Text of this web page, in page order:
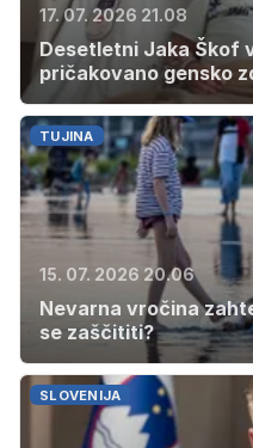
17. 07. 2026 21.08
Desetletni Jaka Škof
pričakovano gensko
TUJINA
15. 07. 2026 20.06
Nevarna vročina
se zaščititi?
SLOVENIJA